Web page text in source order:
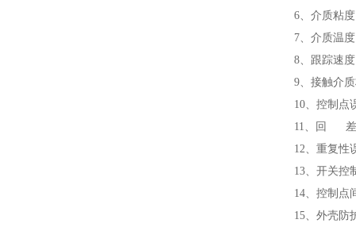
6、介质粘度
7、介质温
8、跟踪速
9、接触介
10、控制点
11、回 差
12、重复性
13、开关控
14、控制点
15、外壳防